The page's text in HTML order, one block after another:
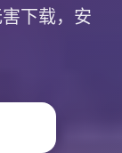
下载，安